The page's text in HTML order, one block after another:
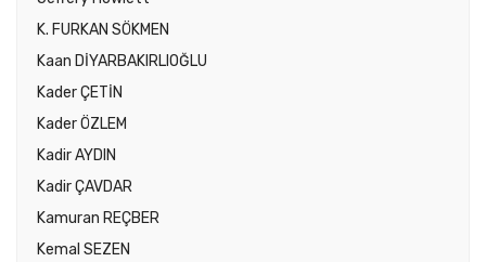
K. FURKAN SÖKMEN
Kaan DİYARBAKIRLIOĞLU
Kader ÇETİN
Kader ÖZLEM
Kadir AYDIN
Kadir ÇAVDAR
Kamuran REÇBER
Kemal SEZEN